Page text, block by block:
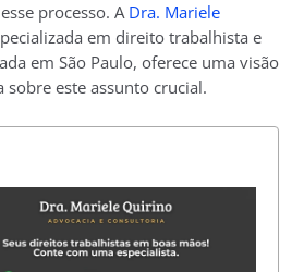
processo. A Dra. Mariele
em direito trabalhista e
em São Paulo, oferece uma visão
sobre este assunto crucial.